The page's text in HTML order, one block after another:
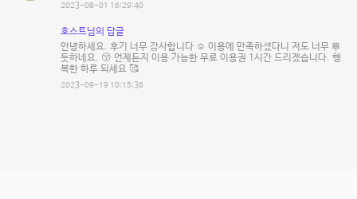
2023-08-01 16:29:40
호스트님의 답글
안녕하세요. 후기 너무 감사합니다 ☺ 이용에 만족하셨다니 저도 너무 뿌
듯하네요. 😚 언제든지 이용 가능한 무료 이용권 1시간 드리겠습니다. 행
복한 하루 되세요 🥰
2023-09-19 10:15:36